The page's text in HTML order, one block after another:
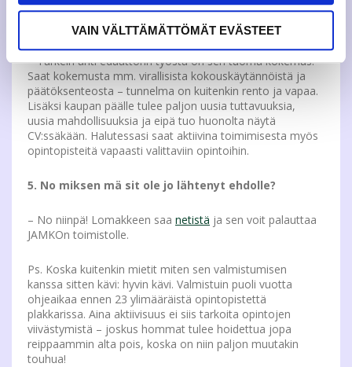
VAIN VÄLTTÄMÄTTÖMÄT EVÄSTEET
4. Mitä siitä saa?
– Tärkein anti edaattorin työstä on sen tuoma kokemus!
Saat kokemusta mm. virallisista kokouskäytännöistä ja
päätöksenteosta – tunnelma on kuitenkin rento ja vapaa.
Lisäksi kaupan päälle tulee paljon uusia tuttavuuksia,
uusia mahdollisuuksia ja eipä tuo huonolta näytä
CV:ssäkään. Halutessasi saat aktiivina toimimisesta myös
opintopisteitä vapaasti valittaviin opintoihin.
5. No miksen mä sit ole jo lähtenyt ehdolle?
– No niinpä! Lomakkeen saa netistä ja sen voit palauttaa
JAMKOn toimistolle.
Ps. Koska kuitenkin mietit miten sen valmistumisen
kanssa sitten kävi: hyvin kävi. Valmistuin puoli vuotta
ohjeaikaa ennen 23 ylimääräistä opintopistettä
plakkarissa. Aina aktiivisuus ei siis tarkoita opintojen
viivästymistä – joskus hommat tulee hoidettua jopa
reippaammin alta pois, koska on niin paljon muutakin
touhua!